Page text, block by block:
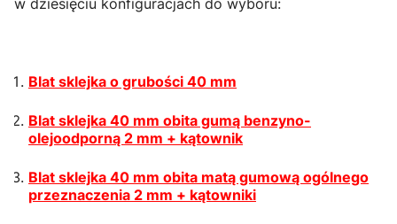
w dziesięciu konfiguracjach do wyboru:
Blat sklejka o grubości 40 mm
Blat sklejka 40 mm obita gumą benzyno-
olejoodporną 2 mm + kątownik
Blat sklejka 40 mm obita matą gumową ogólnego
przeznaczenia 2 mm + kątowniki